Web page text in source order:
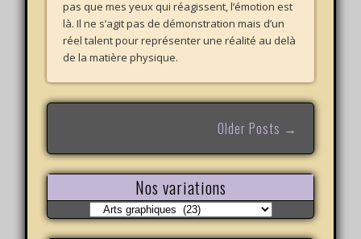
pas que mes yeux qui réagissent, l’émotion est
là. Il ne s’agit pas de démonstration mais d’un
réel talent pour représenter une réalité au delà
de la matière physique.
Older Posts →
Nos variations
Nos
variations